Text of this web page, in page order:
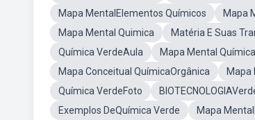
Mapa MentalElementos Químicos
Mapa
Mapa Mental Quimica
Matéria E Suas
Química VerdeAula
Mapa Mental
Mapa Conceitual QuímicaOrgânica
Mapa
Química VerdeFoto
Exemplos DeQuímica Verde
Mapa